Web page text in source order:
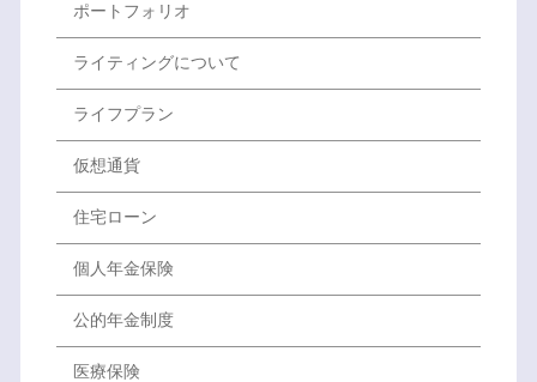
ポートフォリオ
ライティングについて
ライフプラン
仮想通貨
住宅ローン
個人年金保険
公的年金制度
医療保険